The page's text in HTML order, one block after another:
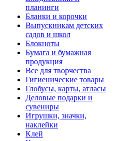
планинги
Бланки и корочки
Выпускникам детских
садов и школ
Блокноты
Бумага и бумажная
продукция
Все для творчества
Гигиенические товары
Глобусы, карты, атласы
Деловые подарки и
сувениры
Игрушки, значки,
наклейки
Клей